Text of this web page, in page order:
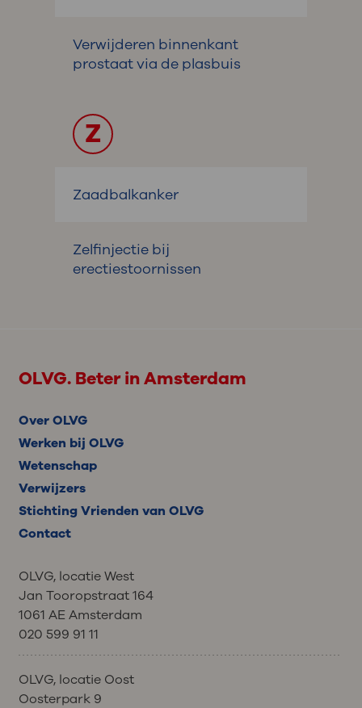
Verwijderen binnenkant
prostaat via de plasbuis
Z
Zaadbalkanker
Zelfinjectie bij
erectiestoornissen
OLVG. Beter in Amsterdam
Over OLVG
Werken bij OLVG
Wetenschap
Verwijzers
Stichting Vrienden van OLVG
Contact
OLVG, locatie West
Jan Tooropstraat 164
1061 AE Amsterdam
020 599 91 11
OLVG, locatie Oost
Oosterpark 9